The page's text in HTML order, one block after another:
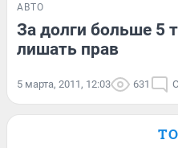
АВТО
За долги больше 5
лишать прав
5 марта, 2011, 12:03 631